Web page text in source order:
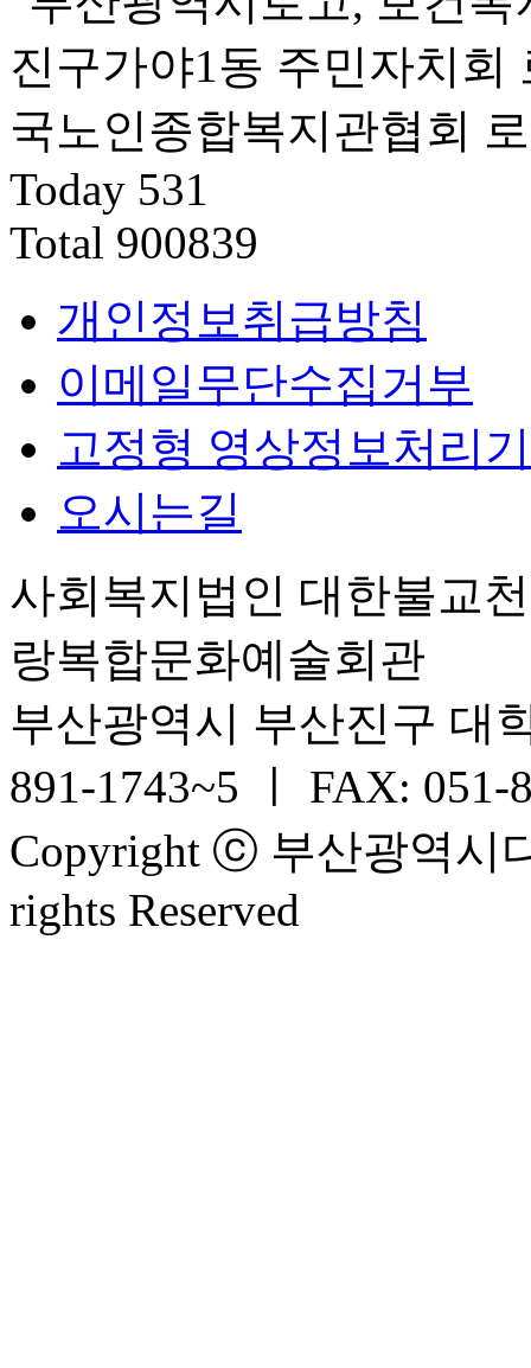
Today 531
Total 900839
개인정보취급방침
이메일무단수집거부
고정형 영상정보처리
오시는길
사회복지법인 대한불교
랑복합문화예술회관
부산광역시 부산진구 대
891-1743~5 ㅣ FAX: 051-
Copyright ⓒ 부산광역시
rights Reserved